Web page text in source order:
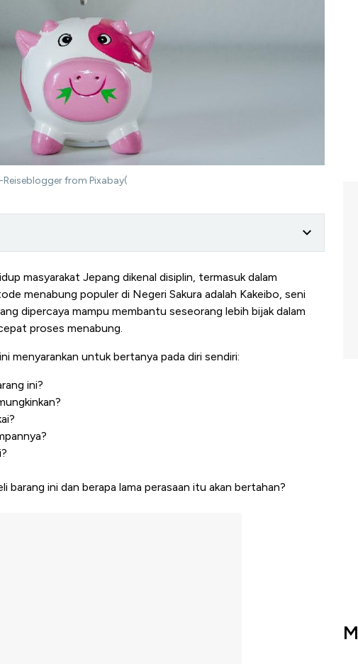
from Pixabay(
masyarakat Jepang dikenal disiplin, termasuk dalam
menabung populer di Negeri Sakura adalah Kakeibo, seni
dipercaya mampu membantu seseorang lebih bijak dalam
proses menabung.
menyarankan untuk bertanya pada diri sendiri:
ini?
barang ini dan berapa lama perasaan itu akan bertahan?